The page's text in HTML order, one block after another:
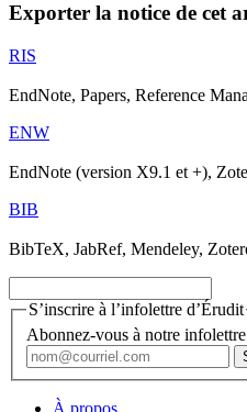
Exporter la notice de cet
RIS
EndNote, Papers, Reference
ENW
EndNote (version X9.1 et +),
BIB
BibTeX, JabRef, Mendeley,
S’inscrire à l’infolettre d’Érudit
Abonnez-vous à notre